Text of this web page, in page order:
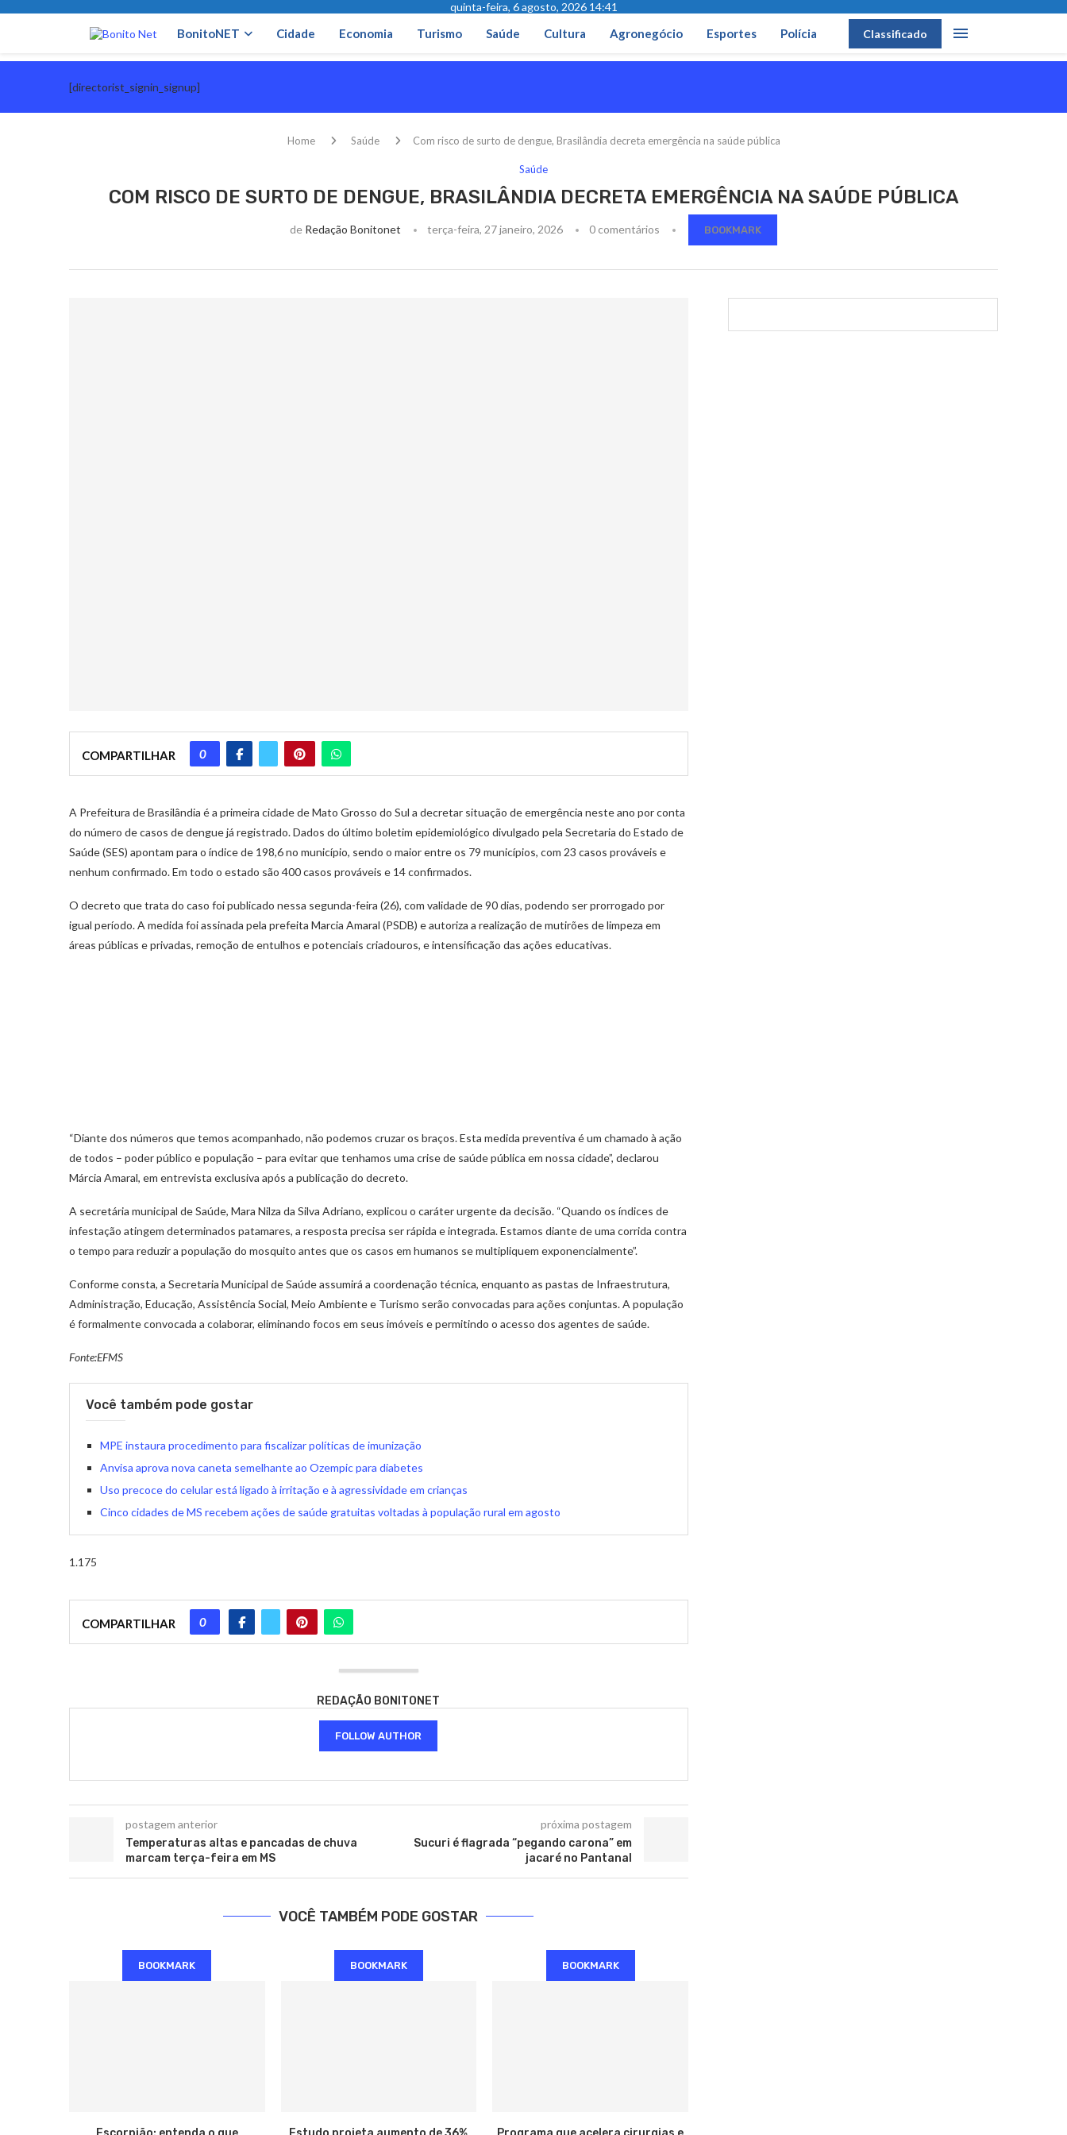
quinta-feira, 6 agosto, 2026 14:41
BonitoNET Cidade Economia Turismo Saúde Cultura Agronegócio Esportes Polícia Classificado
[directorist_signin_signup]
Home Saúde Com risco de surto de dengue, Brasilândia decreta emergência na saúde pública
Saúde
COM RISCO DE SURTO DE DENGUE, BRASILÂNDIA DECRETA EMERGÊNCIA NA SAÚDE PÚBLICA
de Redação Bonitonet terça-feira, 27 janeiro, 2026 0 comentários BOOKMARK
COMPARTILHAR 0
A Prefeitura de Brasilândia é a primeira cidade de Mato Grosso do Sul a decretar situação de emergência neste ano por conta
do número de casos de dengue já registrado. Dados do último boletim epidemiológico divulgado pela Secretaria do Estado de
Saúde (SES) apontam para o índice de 198,6 no município, sendo o maior entre os 79 municípios, com 23 casos prováveis e
nenhum confirmado. Em todo o estado são 400 casos prováveis e 14 confirmados.
O decreto que trata do caso foi publicado nessa segunda-feira (26), com validade de 90 dias, podendo ser prorrogado por
igual período. A medida foi assinada pela prefeita Marcia Amaral (PSDB) e autoriza a realização de mutirões de limpeza em
áreas públicas e privadas, remoção de entulhos e potenciais criadouros, e intensificação das ações educativas.
“Diante dos números que temos acompanhado, não podemos cruzar os braços. Esta medida preventiva é um chamado à ação
de todos – poder público e população – para evitar que tenhamos uma crise de saúde pública em nossa cidade”, declarou
Márcia Amaral, em entrevista exclusiva após a publicação do decreto.
A secretária municipal de Saúde, Mara Nilza da Silva Adriano, explicou o caráter urgente da decisão. “Quando os índices de
infestação atingem determinados patamares, a resposta precisa ser rápida e integrada. Estamos diante de uma corrida contra
o tempo para reduzir a população do mosquito antes que os casos em humanos se multipliquem exponencialmente”.
Conforme consta, a Secretaria Municipal de Saúde assumirá a coordenação técnica, enquanto as pastas de Infraestrutura,
Administração, Educação, Assistência Social, Meio Ambiente e Turismo serão convocadas para ações conjuntas. A população
é formalmente convocada a colaborar, eliminando focos em seus imóveis e permitindo o acesso dos agentes de saúde.
Fonte:EFMS
Você também pode gostar
MPE instaura procedimento para fiscalizar políticas de imunização
Anvisa aprova nova caneta semelhante ao Ozempic para diabetes
Uso precoce do celular está ligado à irritação e à agressividade em crianças
Cinco cidades de MS recebem ações de saúde gratuitas voltadas à população rural em agosto
1.175
COMPARTILHAR 0
REDAÇÃO BONITONET
FOLLOW AUTHOR
postagem anterior
Temperaturas altas e pancadas de chuva
marcam terça-feira em MS
próxima postagem
Sucuri é flagrada “pegando carona” em
jacaré no Pantanal
VOCÊ TAMBÉM PODE GOSTAR
BOOKMARK BOOKMARK BOOKMARK